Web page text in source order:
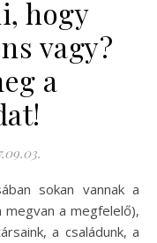
hogy
vagy?
a
megvan a megfelelő),
a családunk, a